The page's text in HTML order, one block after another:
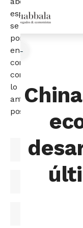
home / News
China –
años
←
especialista
se
pondrá
en
contacto
contigo
lo
antes
posible.